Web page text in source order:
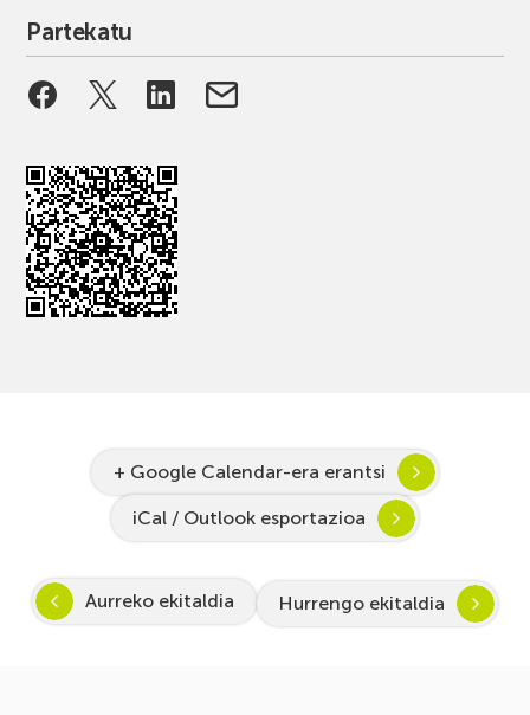
Partekatu
+ Google Calendar-era erantsi
iCal / Outlook esportazioa
Aurreko ekitaldia Hurrengo ekitaldia